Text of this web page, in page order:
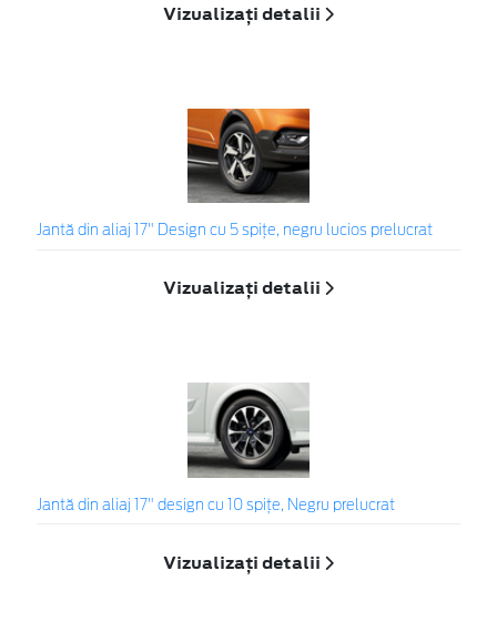
Vizualizați detalii
Jantă din aliaj 17" Design cu 5 spiţe, negru lucios prelucrat
Vizualizați detalii
Jantă din aliaj 17" design cu 10 spițe, Negru prelucrat
Vizualizați detalii